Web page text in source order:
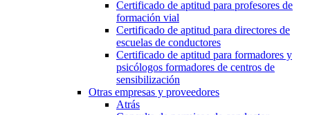
Certificado de aptitud para profesores de
formación vial
Certificado de aptitud para directores de
escuelas de conductores
Certificado de aptitud para formadores y
psicólogos formadores de centros de
sensibilización
Otras empresas y proveedores
Atrás